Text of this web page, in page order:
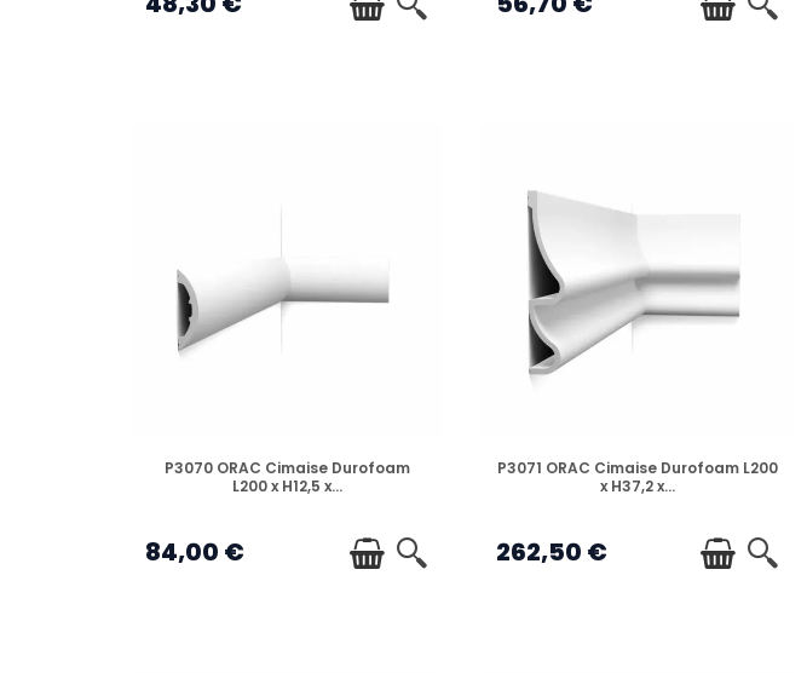
Masquer les imperfections :
Elles sont parfaites pour cacher les
Une innovation majeure d'Orac. Si vous avez
parfaitement les arrondis tout en gardant la même solidité.
Conclusion : L'investissement déco durable
Opter pour descimaises Orac Decor
, c'est choisir la qualité
patrimoine immobilier. Ne laissez plus vos murs nus : structurez,
EN STOCK
P3070 ORAC Cimaise Durofoam
L200 x H12,5 x...
84,00 €
EN STOCK
P3071 ORAC Cimaise Durofoam L200
x H37,2 x...
262,50 €